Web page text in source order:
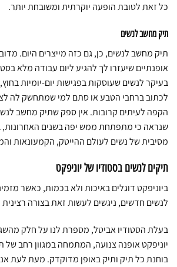
כל זאת לטובת הופעה יוקרתית ומשובחת יותר.
תיק מחשב לנשים
תיק מחשב לנשים, כן, גם כזה מייצרים היום.
אופנתיים שיעזרו לך להגיע ליום עבודה מלא
בעיקר לנשים שעוסקות בפגישות יום-יומיות
לכתוב ברחבי הטבע או סתם למי שמתחשק לה
הקפה לעיתים קרובות. אין ספק שתיק מחשב
שנראה כי מתפתחת ממש יפה בשנים האחרונות,
מסיבית של נשים לעולם ההייטק, הקמעונאות
תיקים לנשים בסטודיו של יוניפקט
ביוניפקט דוגלים באיכות ולא בכמות, כאשר
לנשים חדשים, ניגשים לעשות זאת בצורה
בעלת הסטודיו אביטל, מספרת לנו על חלק
יוניפקט אופנה צנועה, המתמחה במגוון רחב של
בוחנת כל תיק ותיק באופן מדוקדק. מעת לעת